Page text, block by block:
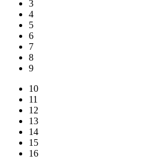
3
4
5
6
7
8
9
10
11
12
13
14
15
16